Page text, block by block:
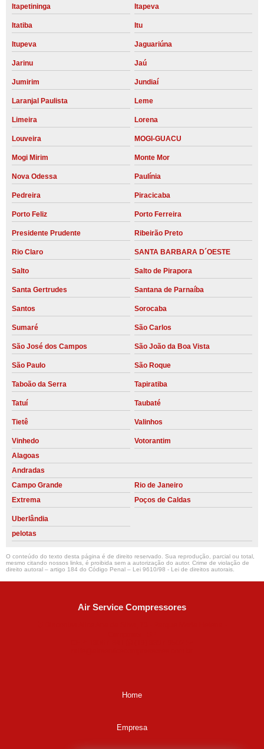
Itapetininga Itapeva
Itatiba Itu
Itupeva Jaguariúna
Jarinu Jaú
Jumirim Jundiaí
Laranjal Paulista Leme
Limeira Lorena
Louveira MOGI-GUACU
Mogi Mirim Monte Mor
Nova Odessa Paulínia
Pedreira Piracicaba
Porto Feliz Porto Ferreira
Presidente Prudente Ribeirão Preto
Rio Claro SANTA BARBARA D´OESTE
Salto Salto de Pirapora
Santa Gertrudes Santana de Parnaíba
Santos Sorocaba
Sumaré São Carlos
São José dos Campos São João da Boa Vista
São Paulo São Roque
Taboão da Serra Tapiratiba
Tatuí Taubaté
Tietê Valinhos
Vinhedo
Votorantim
Alagoas
Andradas
Campo Grande
Rio de Janeiro
Extrema
Poços de Caldas
Uberlândia
pelotas
O conteúdo do texto desta página é de direito reservado. Sua reprodução, parcial ou total,
mesmo citando nossos links, é proibida sem a autorização do autor. Crime de violação de
direito autoral – artigo 184 do Código Penal – Lei 9610/98 - Lei de direitos autorais.
Air Service Compressores
Home
Empresa